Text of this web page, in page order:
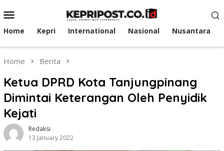
to
contentMenu
Home Kepri International Nasional Nusantara
Home Berita
Ketua DPRD Kota Tanjungpinang
Dimintai Keterangan Oleh Penyidik
Kejati
Redaksi
13 January 2022